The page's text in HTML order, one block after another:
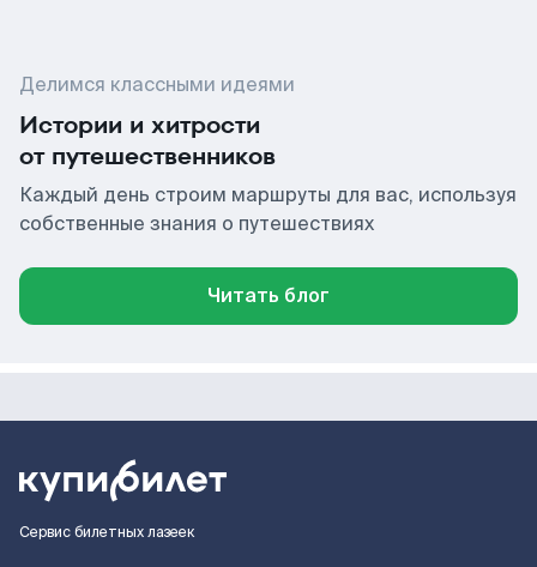
Делимся классными идеями
Истории и хитрости
от путешественников
Каждый день строим маршруты для вас, используя
собственные знания о путешествиях
Читать блог
Сервис билетных лазеек